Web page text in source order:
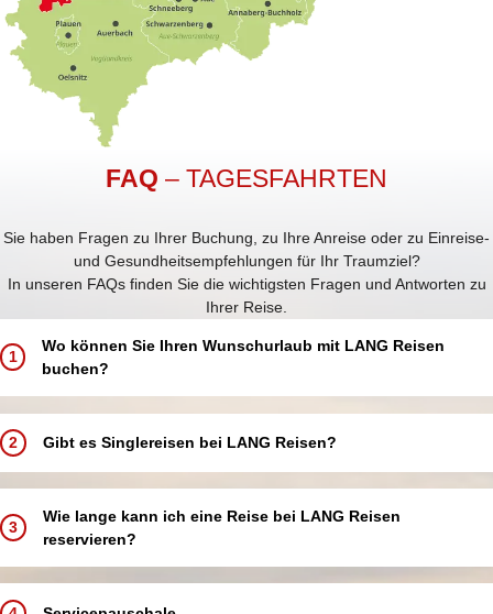
FAQ – TAGESFAHRTEN
Sie haben Fragen zu Ihrer Buchung, zu Ihre Anreise oder zu Einreise-
und Gesundheitsempfehlungen für Ihr Traumziel?
In unseren FAQs finden Sie die wichtigsten Fragen und Antworten zu
Ihrer Reise.
1
Wo können Sie Ihren Wunschurlaub mit LANG Reisen
buchen?
Buchen Sie Ihren Traumurlaub ganz einfach und bequem:
In einem unserer 5 LANG Reisebüros in Annaberg-Buchholz, Aue,
Chemnitz, Schwarzenberg und Zwickau
Telefonisch über unsere Buchungshotline
Online über unsere Website – rund um die Uhr verfügbar
Egal, ob Sie Ihren Urlaub vor Ort, telefonisch oder online buchen,
2 Gibt es Singlereisen bei LANG Reisen?
Bei LANG Reisen bieten wir keine speziellen Singlereisen an.
Alleinreisende sind jedoch herzlich willkommen und können an allen
unseren Reisen teilnehmen.
Einzelzimmer oder Doppelzimmer/-kabinen zur Alleinbenutzung an.
So können Sie flexibel und entspannt reisen – ganz nach Ihren
3
Wie lange kann ich eine Reise bei LANG Reisen
reservieren?
Sie können Ihre Reise bis zu 3 Tage ab dem Buchungsdatum auf
Option reservieren. Bitte beachten Sie, dass die Reservierung nach